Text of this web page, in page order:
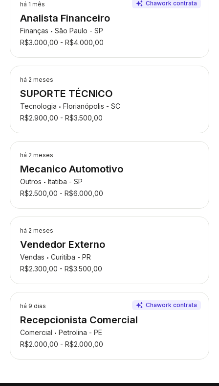
há 1 mês
Analista Financeiro
Finanças • São Paulo - SP
R$3.000,00 - R$4.000,00
há 2 meses
SUPORTE TÉCNICO
Tecnologia • Florianópolis - SC
R$2.900,00 - R$3.500,00
há 2 meses
Mecanico Automotivo
Outros • Itatiba - SP
R$2.500,00 - R$6.000,00
há 2 meses
Vendedor Externo
Vendas • Curitiba - PR
R$2.300,00 - R$3.500,00
há 9 dias
Recepcionista Comercial
Comercial • Petrolina - PE
R$2.000,00 - R$2.000,00